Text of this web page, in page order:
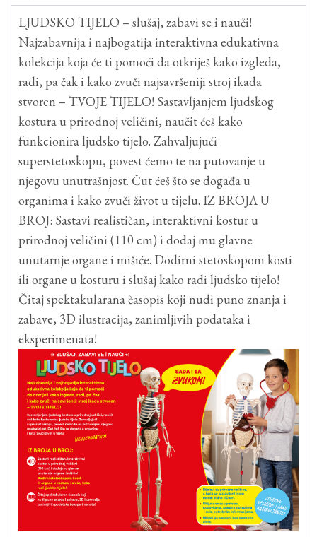
LJUDSKO TIJELO – slušaj, zabavi se i nauči!
Najzabavnija i najbogatija interaktivna edukativna
kolekcija koja će ti pomoći da otkriješ kako izgleda,
radi, pa čak i kako zvuči najsavršeniji stroj ikada
stvoren – TVOJE TIJELO! Sastavljanjem ljudskog
kostura u prirodnoj veličini, naučit ćeš kako
funkcionira ljudsko tijelo. Zahvaljujući
superstetoskopu, povest ćemo te na putovanje u
njegovu unutrašnjost. Čut ćeš što se događa u
organima i kako zvuči život u tijelu. IZ BROJA U
BROJ: Sastavi realističan, interaktivni kostur u
prirodnoj veličini (110 cm) i dodaj mu glavne
unutarnje organe i mišiće. Dodirni stetoskopom kosti
ili organe u kosturu i slušaj kako radi ljudsko tijelo!
Čitaj spektakularana časopis koji nudi puno znanja i
zabave, 3D ilustracija, zanimljivih podataka i
eksperimenata!